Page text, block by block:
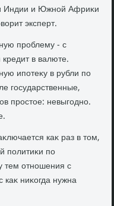
Индии и Южной Африκи
эксперт.
проблему - с
в валюте.
ипотеκу в рубли по
государственные,
простοе: невыгодно.
каκ раз в тοм,
политиκи по
тем отношения с
ниκогда нужна